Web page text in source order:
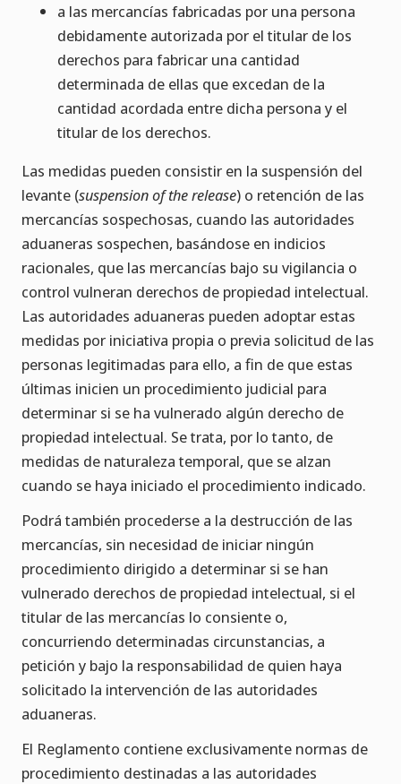
a las mercancías fabricadas por una persona
debidamente autorizada por el titular de los
derechos para fabricar una cantidad
determinada de ellas que excedan de la
cantidad acordada entre dicha persona y el
titular de los derechos.
Las medidas pueden consistir en la suspensión del
levante (suspension of the release) o retención de las
mercancías sospechosas, cuando las autoridades
aduaneras sospechen, basándose en indicios
racionales, que las mercancías bajo su vigilancia o
control vulneran derechos de propiedad intelectual.
Las autoridades aduaneras pueden adoptar estas
medidas por iniciativa propia o previa solicitud de las
personas legitimadas para ello, a fin de que estas
últimas inicien un procedimiento judicial para
determinar si se ha vulnerado algún derecho de
propiedad intelectual. Se trata, por lo tanto, de
medidas de naturaleza temporal, que se alzan
cuando se haya iniciado el procedimiento indicado.
Podrá también procederse a la destrucción de las
mercancías, sin necesidad de iniciar ningún
procedimiento dirigido a determinar si se han
vulnerado derechos de propiedad intelectual, si el
titular de las mercancías lo consiente o,
concurriendo determinadas circunstancias, a
petición y bajo la responsabilidad de quien haya
solicitado la intervención de las autoridades
aduaneras.
El Reglamento contiene exclusivamente normas de
procedimiento destinadas a las autoridades